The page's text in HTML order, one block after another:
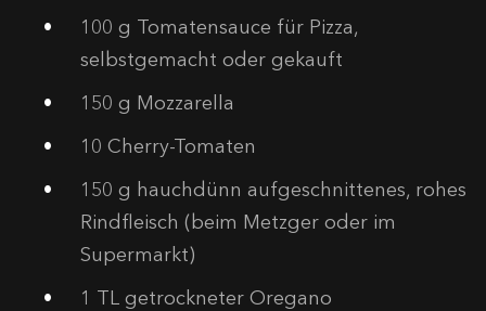
100 g Tomatensauce für Pizza,
selbstgemacht oder gekauft
150 g Mozzarella
10 Cherry-Tomaten
150 g hauchdünn aufgeschnittenes, rohes
Rindfleisch (beim Metzger oder im
Supermarkt)
1 TL getrockneter Oregano